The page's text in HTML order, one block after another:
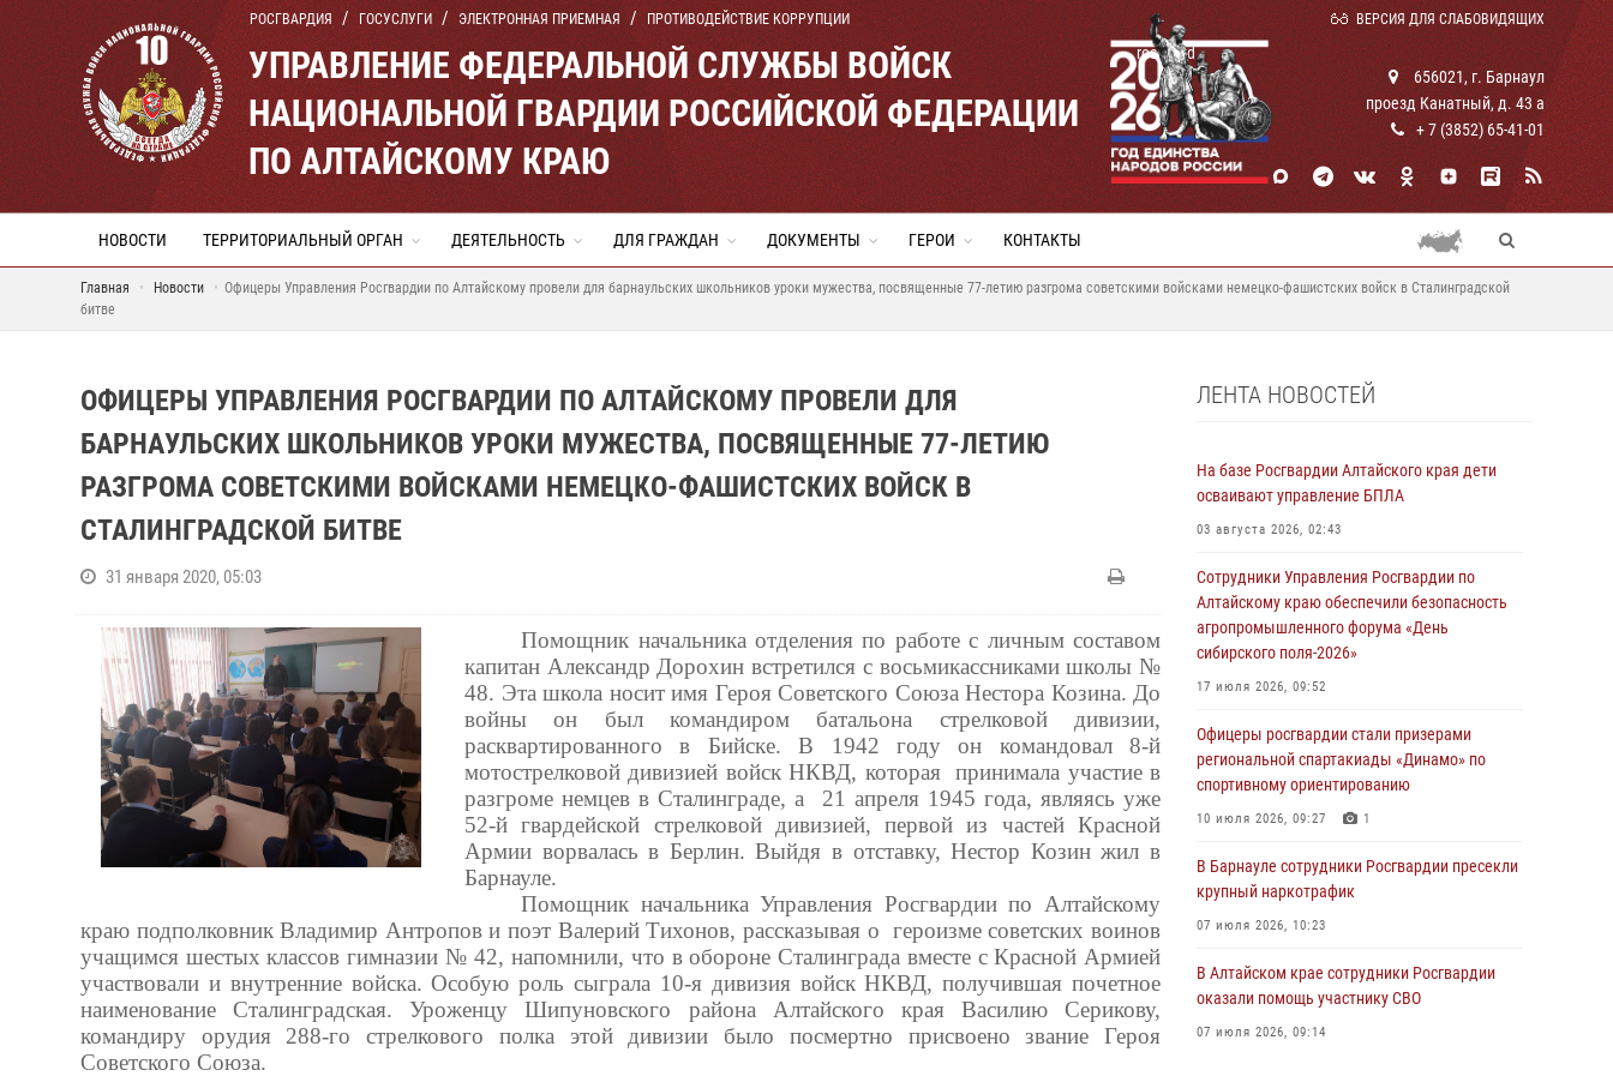
РОСГВАРДИЯ ГОСУСЛУГИ ЭЛЕКТРОННАЯ ПРИЕМНАЯ ПРОТИВОДЕЙСТВИЕ КОРРУПЦИИ ВЕРСИЯ ДЛЯ СЛАБОВИДЯЩИХ
УПРАВЛЕНИЕ ФЕДЕРАЛЬНОЙ СЛУЖБЫ ВОЙСК
НАЦИОНАЛЬНОЙ ГВАРДИИ РОССИЙСКОЙ ФЕДЕРАЦИИ
ПО АЛТАЙСКОМУ КРАЮ
rosguard
656021, г. Барнаул
проезд Канатный, д. 43 а
+ 7 (3852) 65-41-01
НОВОСТИ ТЕРРИТОРИАЛЬНЫЙ ОРГАН ДЕЯТЕЛЬНОСТЬ ДЛЯ ГРАЖДАН ДОКУМЕНТЫ ГЕРОИ КОНТАКТЫ
Главная Новости
Офицеры Управления Росгвардии по Алтайскому провели для барнаульских школьников уроки мужества, посвященные 77-летию разгрома советскими войсками немецко-фашистских войск в Сталинградской
битве
ОФИЦЕРЫ УПРАВЛЕНИЯ РОСГВАРДИИ ПО АЛТАЙСКОМУ ПРОВЕЛИ ДЛЯ
БАРНАУЛЬСКИХ ШКОЛЬНИКОВ УРОКИ МУЖЕСТВА, ПОСВЯЩЕННЫЕ 77-ЛЕТИЮ
РАЗГРОМА СОВЕТСКИМИ ВОЙСКАМИ НЕМЕЦКО-ФАШИСТСКИХ ВОЙСК В
СТАЛИНГРАДСКОЙ БИТВЕ
31 января 2020, 05:03
Помощник начальника отделения по работе с личным составом
капитан Александр Дорохин встретился с восьмикассниками школы №
48. Эта школа носит имя Героя Советского Союза Нестора Козина. До
войны он был командиром батальона стрелковой дивизии,
расквартированного в Бийске. В 1942 году он командовал 8-й
мотострелковой дивизией войск НКВД, которая принимала участие в
разгроме немцев в Сталинграде, а 21 апреля 1945 года, являясь уже
52-й гвардейской стрелковой дивизией, первой из частей Красной
Армии ворвалась в Берлин. Выйдя в отставку, Нестор Козин жил в
Барнауле.
Помощник начальника Управления Росгвардии по Алтайскому
краю подполковник Владимир Антропов и поэт Валерий Тихонов, рассказывая о героизме советских воинов
учащимся шестых классов гимназии № 42, напомнили, что в обороне Сталинграда вместе с Красной Армией
участвовали и внутренние войска. Особую роль сыграла 10-я дивизия войск НКВД, получившая почетное
наименование Сталинградская. Уроженцу Шипуновского района Алтайского края Василию Серикову,
командиру орудия 288-го стрелкового полка этой дивизии было посмертно присвоено звание Героя
Советского Союза.
ЛЕНТА НОВОСТЕЙ
На базе Росгвардии Алтайского края дети
осваивают управление БПЛА
03 августа 2026, 02:43
Сотрудники Управления Росгвардии по
Алтайскому краю обеспечили безопасность
агропромышленного форума «День
сибирского поля-2026»
17 июля 2026, 09:52
Офицеры росгвардии стали призерами
региональной спартакиады «Динамо» по
спортивному ориентированию
10 июля 2026, 09:27 1
В Барнауле сотрудники Росгвардии пресекли
крупный наркотрафик
07 июля 2026, 10:23
В Алтайском крае сотрудники Росгвардии
оказали помощь участнику СВО
07 июля 2026, 09:14